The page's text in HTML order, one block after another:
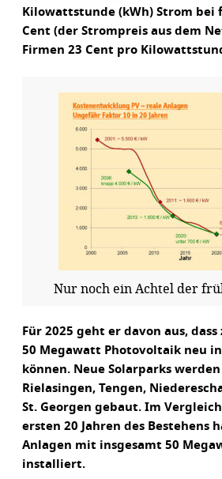
Kilowattstunde (kWh) Strom bei
Cent (der Strompreis aus dem
Firmen 23 Cent pro
Nur noch ein Achtel der
Für 2025 geht er davon aus, dass
50 Megawatt Photovoltaik neu
können. Neue Solarparks
Rielasingen, Tengen,
St. Georgen gebaut. Im
ersten 20 Jahren des Bestehens
Anlagen mit insgesamt 50
installiert.